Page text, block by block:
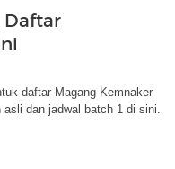
Daftar
daftar Magang Kemnaker
dan jadwal batch 1 di sini.